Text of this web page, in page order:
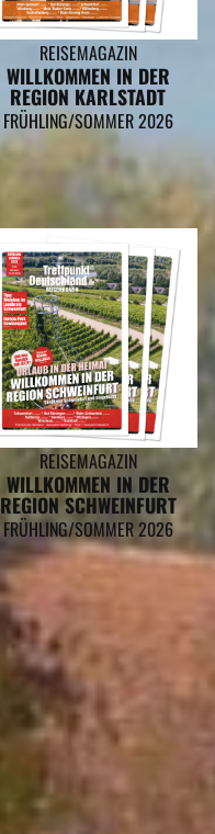
REISEMAGAZIN
WILLKOMMEN IN DER
REGION KARLSTADT
FRÜHLING/SOMMER 2026
REISEMAGAZIN
WILLKOMMEN IN DER
REGION SCHWEINFURT
FRÜHLING/SOMMER 2026